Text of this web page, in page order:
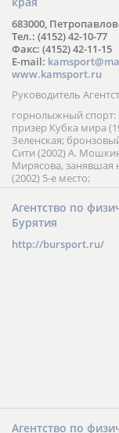
683000,
Тел.: (4152) 42-10-77
Факс: (4152) 42-11-15
E-mail:
www.kamsport.ru
Руководитель
горнолыжный спорт:
призер Кубка мира
Зеленская;
Сити (2002) А.
Мирясова, занявшая
(2002) 5-е место;
Агентство по
Бурятия
http://bursport.ru/
Агентство по